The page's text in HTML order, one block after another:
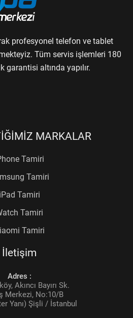
profesyonel telefon ve tablet
Tüm servis işlemleri 180
altında yapılır.
MARKALAR
Tamiri
Tamiri
iPad Tamiri
Tamiri
Tamiri
İletişim
Adres :
Akıncı Bayırı Sk.
Merkezi, No:10/B
Yanı) Şişli / İstanbul